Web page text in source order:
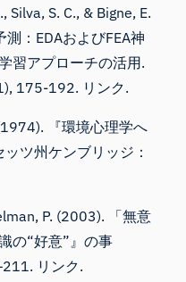
Silva, S. C., & Bigne, E.
：EDAおよびFEA神
習アプローチの活用.
175-192. リンク.
『環境心理学へ
ツ州ケンブリッジ：
P. (2003). 「無意
の“好意”』の事
リンク.